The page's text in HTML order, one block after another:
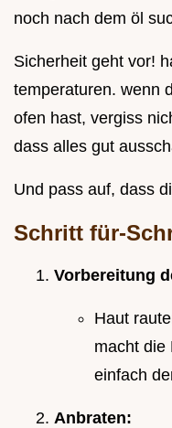
noch nach dem öl
Sicherheit geht vor!
temperaturen. wenn
ofen hast, vergiss
dass alles gut
Und pass auf, dass
Schritt für-
Vorbereitung
Haut
macht die
einfach
Anbraten: